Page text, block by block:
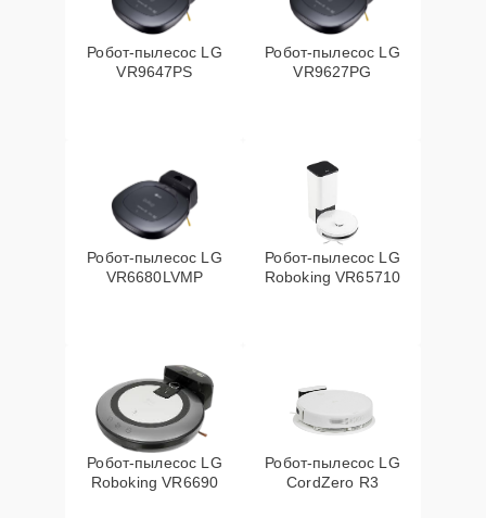
Робот-пылесос LG
VR9647PS
Робот-пылесос LG
VR9627PG
Робот-пылесос LG
VR6680LVMP
Робот-пылесос LG
Roboking VR65710
Робот-пылесос LG
Roboking VR6690
Робот-пылесос LG
CordZero R3